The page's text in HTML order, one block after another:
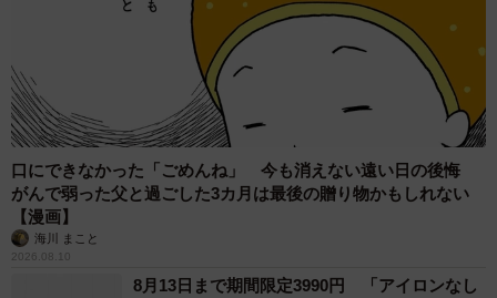
いうよりも、堂々とベッドの真ん中を占拠して寛ぐタイプ
なので、冬でもそれは変わらないと思います。それでもや
っぱり寒くなると、猫達が人間にピタッと寄り添ってきて
くれることが増えるので、今から楽しみにしています」と
話しています。
【 しずくちゃんとわらびくんとひなたくん情報まとめ
Ｘ（Twitter）｜
口にできなかった「ごめんね」 今も消えない遠い日の後悔
がんで弱った父と過ごした3カ月は最後の贈り物かもしれない
【漫画】
海川 まこと
2026.08.10
8月13日まで期間限定3990円 「アイロンなし